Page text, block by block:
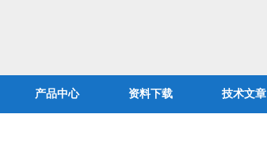
产品中心 资料下载 技术文章